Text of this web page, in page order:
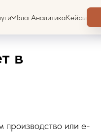
БлогАналитикаКейсы
в
производство или e-